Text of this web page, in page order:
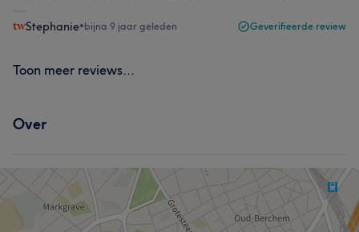
Stephanie•bijna 9 jaar geleden Geverifieerde review
Toon meer reviews...
Over